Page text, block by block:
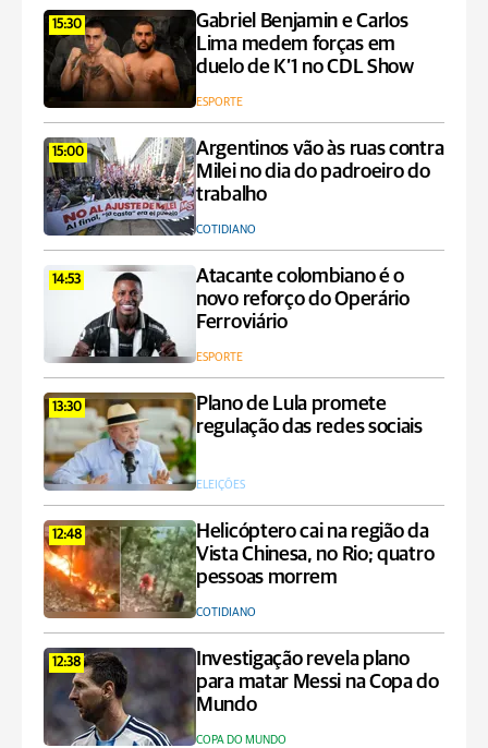
15:30
Gabriel Benjamin e Carlos
Lima medem forças em
duelo de K’1 no CDL Show
ESPORTE
15:00
Argentinos vão às ruas contra
Milei no dia do padroeiro do
trabalho
COTIDIANO
14:53
Atacante colombiano é o
novo reforço do Operário
Ferroviário
ESPORTE
13:30
Plano de Lula promete
regulação das redes sociais
ELEIÇÕES
12:48
Helicóptero cai na região da
Vista Chinesa, no Rio; quatro
pessoas morrem
COTIDIANO
12:38
Investigação revela plano
para matar Messi na Copa do
Mundo
COPA DO MUNDO